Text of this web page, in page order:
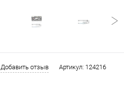
Добавить отзыв Артикул: 124216